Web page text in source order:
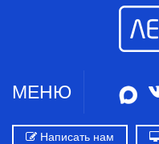
МЕНЮ
Написать нам